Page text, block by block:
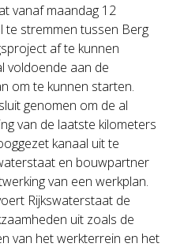
vanaf maandag 12
te stremmen tussen Berg
af te kunnen
voldoende aan de
om te kunnen starten.
genomen om de al
van de laatste kilometers
kanaal uit te
en bouwpartner
van een werkplan.
Rijkswaterstaat de
uit zoals de
van het werkterrein en het